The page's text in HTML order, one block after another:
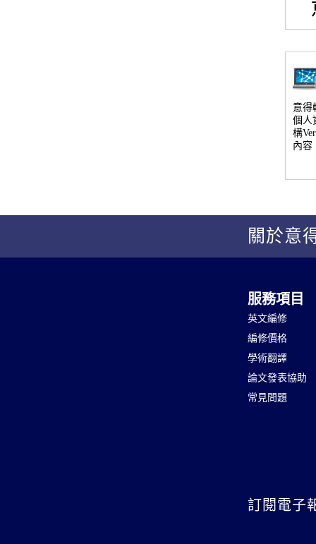
意得
個人
構
內容
關於意
服務項目
英文編修
編修價格
學術翻譯
論文發表協助
常見問題
訂閱電子